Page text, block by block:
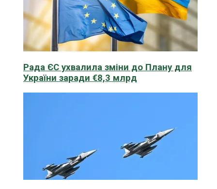
Рада ЄС ухвалила зміни до Плану для
України заради €8,3 млрд